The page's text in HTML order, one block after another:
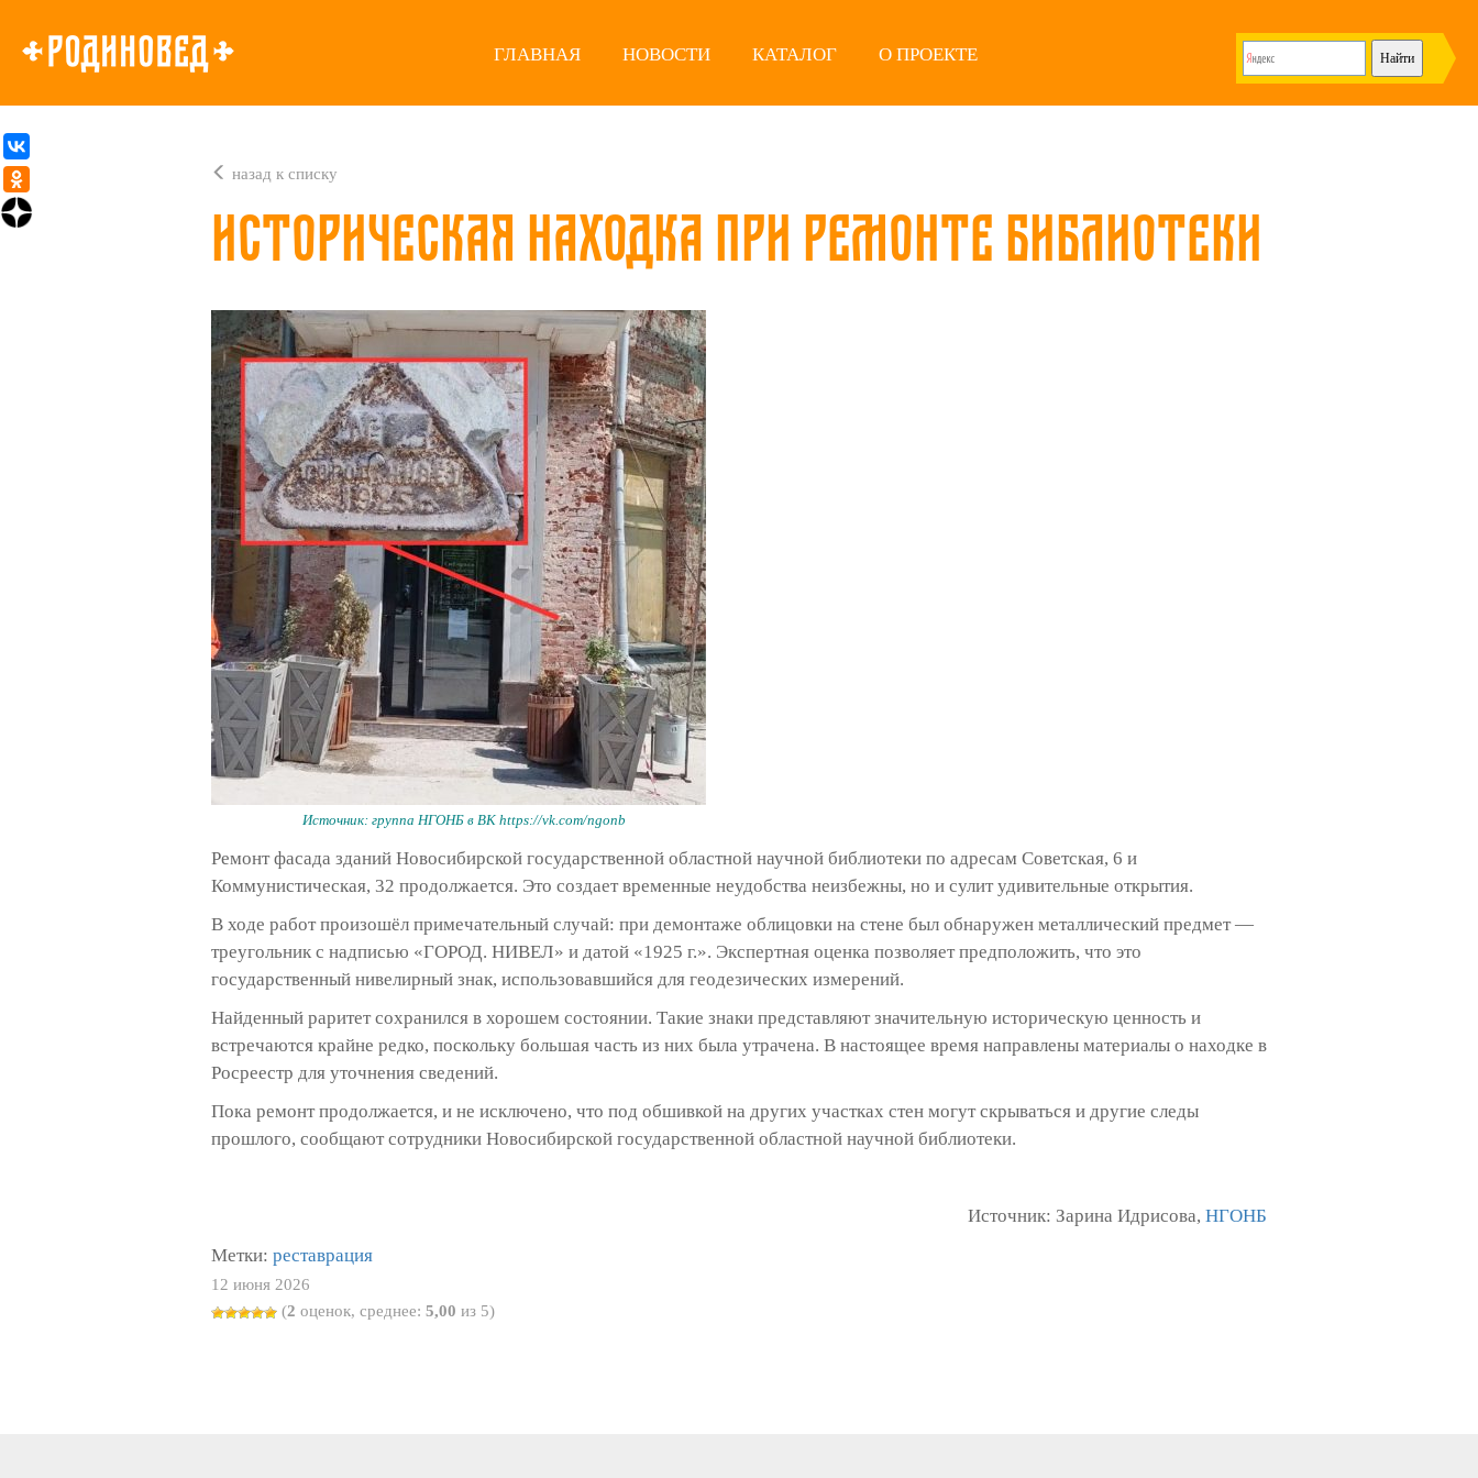
ГЛАВНАЯ НОВОСТИ КАТАЛОГ О ПРОЕКТЕ
назад к списку
Историческая находка при ремонте библиотеки
Источник: группа НГОНБ в ВК https://vk.com/ngonb
Ремонт фасада зданий Новосибирской государственной областной научной библиотеки по адресам Советская, 6 и
Коммунистическая, 32 продолжается. Это создает временные неудобства неизбежны, но и сулит удивительные открытия.
В ходе работ произошёл примечательный случай: при демонтаже облицовки на стене был обнаружен металлический предмет —
треугольник с надписью «ГОРОД. НИВЕЛ» и датой «1925 г.». Экспертная оценка позволяет предположить, что это
государственный нивелирный знак, использовавшийся для геодезических измерений.
Найденный раритет сохранился в хорошем состоянии. Такие знаки представляют значительную историческую ценность и
встречаются крайне редко, поскольку большая часть из них была утрачена. В настоящее время направлены материалы о находке в
Росреестр для уточнения сведений.
Пока ремонт продолжается, и не исключено, что под обшивкой на других участках стен могут скрываться и другие следы
прошлого, сообщают сотрудники Новосибирской государственной областной научной библиотеки.
Источник: Зарина Идрисова, НГОНБ
Метки: реставрация
12 июня 2026
(2 оценок, среднее: 5,00 из 5)